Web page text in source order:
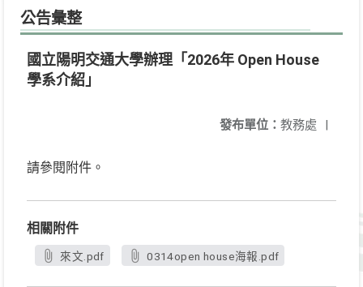
公告彙整
國立陽明交通大學辦理「2026年 Open House
學系介紹」
發布單位： 教務處 |
請參閱附件。
相關附件
來文.pdf 0314open house海報.pdf